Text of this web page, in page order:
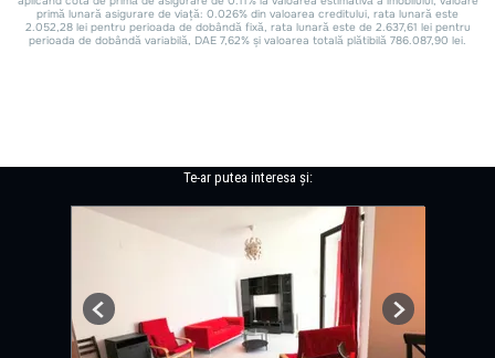
Te-ar putea interesa și:
Previous Next